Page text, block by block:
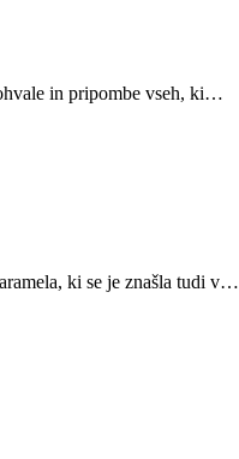
in pripombe vseh, ki…
ki se je znašla tudi v…